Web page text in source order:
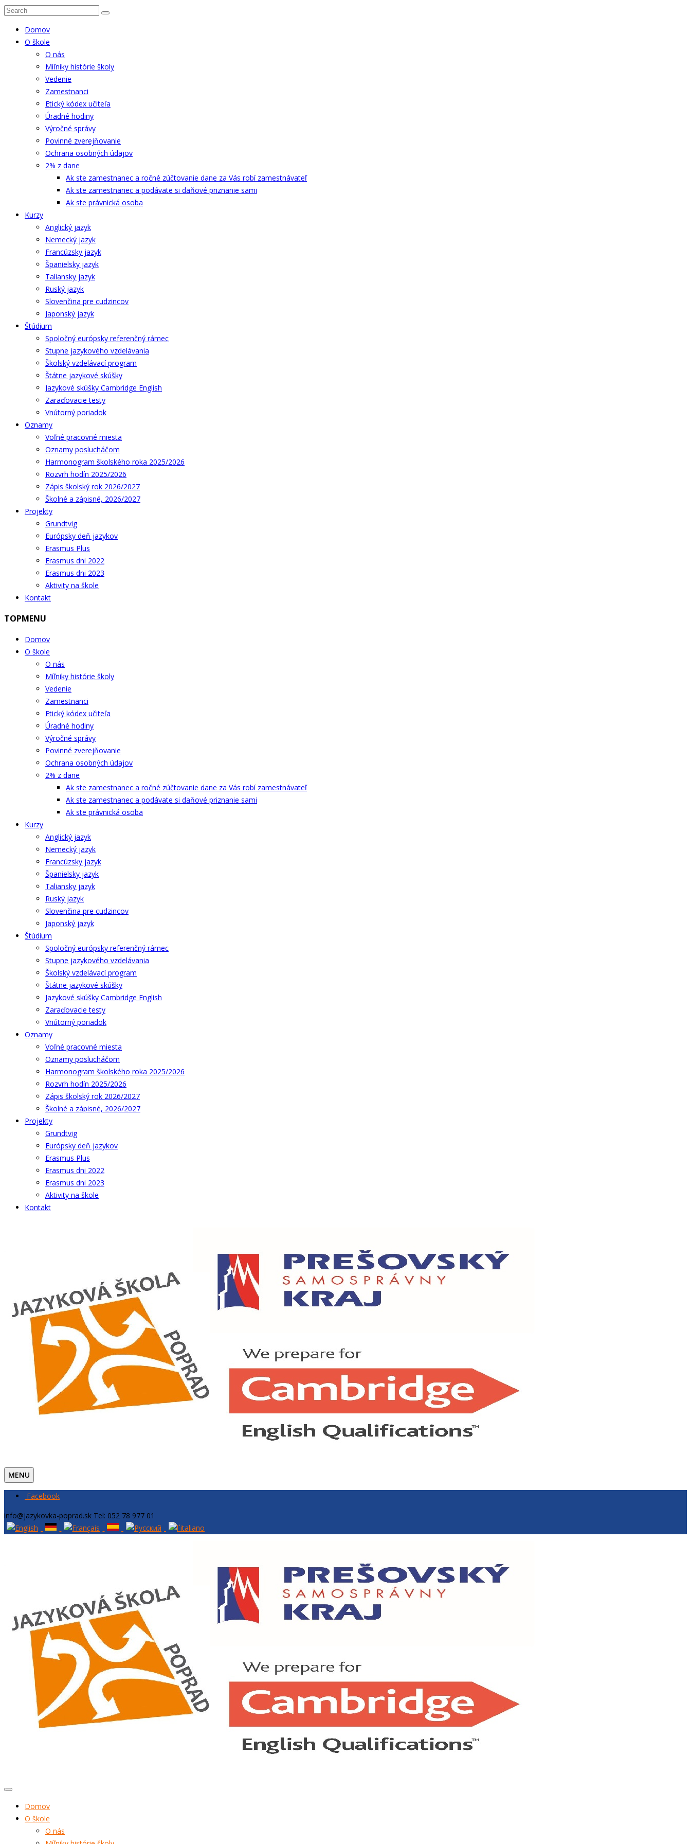
Domov
O škole
O nás
Míľniky histórie školy
Vedenie
Zamestnanci
Etický kódex učiteľa
Úradné hodiny
Výročné správy
Povinné zverejňovanie
Ochrana osobných údajov
2% z dane
Ak ste zamestnanec a ročné zúčtovanie dane za Vás robí zamestnávateľ
Ak ste zamestnanec a podávate si daňové priznanie sami
Ak ste právnická osoba
Kurzy
Anglický jazyk
Nemecký jazyk
Francúzsky jazyk
Španielsky jazyk
Taliansky jazyk
Ruský jazyk
Slovenčina pre cudzincov
Japonský jazyk
Štúdium
Spoločný európsky referenčný rámec
Stupne jazykového vzdelávania
Školský vzdelávací program
Štátne jazykové skúšky
Jazykové skúšky Cambridge English
Zaraďovacie testy
Vnútorný poriadok
Oznamy
Voľné pracovné miesta
Oznamy poslucháčom
Harmonogram školského roka 2025/2026
Rozvrh hodín 2025/2026
Zápis školský rok 2026/2027
Školné a zápisné, 2026/2027
Projekty
Grundtvig
Európsky deň jazykov
Erasmus Plus
Erasmus dni 2022
Erasmus dni 2023
Aktivity na škole
Kontakt
TOPMENU
Domov
O škole
O nás
Míľniky histórie školy
Vedenie
Zamestnanci
Etický kódex učiteľa
Úradné hodiny
Výročné správy
Povinné zverejňovanie
Ochrana osobných údajov
2% z dane
Ak ste zamestnanec a ročné zúčtovanie dane za Vás robí zamestnávateľ
Ak ste zamestnanec a podávate si daňové priznanie sami
Ak ste právnická osoba
Kurzy
Anglický jazyk
Nemecký jazyk
Francúzsky jazyk
Španielsky jazyk
Taliansky jazyk
Ruský jazyk
Slovenčina pre cudzincov
Japonský jazyk
Štúdium
Spoločný európsky referenčný rámec
Stupne jazykového vzdelávania
Školský vzdelávací program
Štátne jazykové skúšky
Jazykové skúšky Cambridge English
Zaraďovacie testy
Vnútorný poriadok
Oznamy
Voľné pracovné miesta
Oznamy poslucháčom
Harmonogram školského roka 2025/2026
Rozvrh hodín 2025/2026
Zápis školský rok 2026/2027
Školné a zápisné, 2026/2027
Projekty
Grundtvig
Európsky deň jazykov
Erasmus Plus
Erasmus dni 2022
Erasmus dni 2023
Aktivity na škole
Kontakt
MENU
Facebook
info@jazykovka-poprad.sk Tel: 052 78 977 01
Domov
O škole
O nás